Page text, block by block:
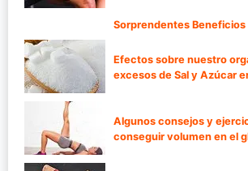
Sorprendentes Beneficios
Efectos sobre nuestro
excesos de Sal y Azúcar
Algunos consejos y
conseguir volumen en el